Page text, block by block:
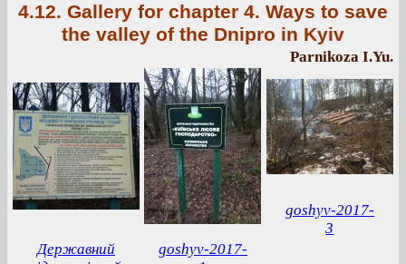
4.12. Gallery for chapter 4. Ways to save
the valley of the Dnipro in Kyiv
Parnikoza I.Yu.
Державний
goshyv-2017-
goshyv-2017-
3